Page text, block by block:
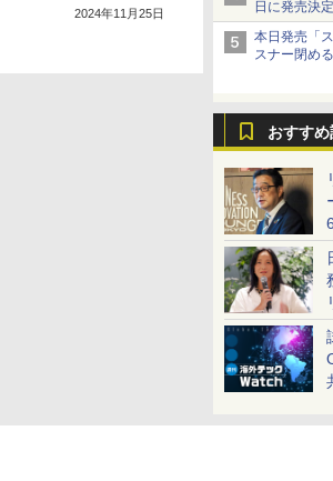
日に発売決
発売から2週
本日発売「
スナー閉め
おすす
2024年11月25日